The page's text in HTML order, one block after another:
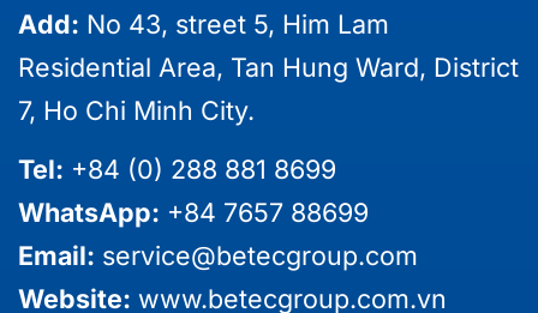
Add: No 43, street 5, Him Lam
Residential Area, Tan Hung Ward, District
7, Ho Chi Minh City.
Tel: +84 (0) 288 881 8699
WhatsApp: +84 7657 88699
Email: service@betecgroup.com
Website: www.betecgroup.com.vn